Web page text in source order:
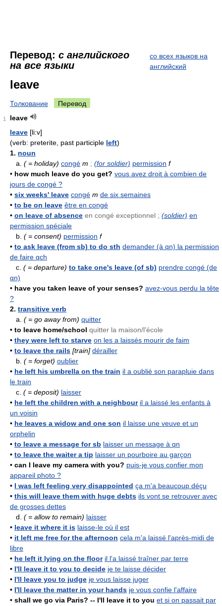
Перевод: с английского
на все языки
со всех языков на
английский
leave
Толкование Перевод
1
leave
leave [li:v]
(verb: preterite, past participle left)
1. noun
a. ( = holiday) congé m ; (for soldier) permission f
• how much leave do you get? vous avez droit à combien de
jours de congé ?
• six weeks' leave congé m de six semaines
• to be on leave être en congé
• on leave of absence en congé exceptionnel ; (soldier) en
permission spéciale
b. ( = consent) permission f
• to ask leave (from sb) to do sth demander (à qn) la permission
de faire qch
c. ( = departure) to take one's leave (of sb) prendre congé (de
qn)
• have you taken leave of your senses? avez-vous perdu la tête
?
2. transitive verb
a. ( = go away from) quitter
• to leave home/school quitter la maison/l'école
• they were left to starve on les a laissés mourir de faim
• to leave the rails [train] dérailler
b. ( = forget) oublier
• he left his umbrella on the train il a oublié son parapluie dans
le train
c. ( = deposit) laisser
• he left the children with a neighbour il a laissé les enfants à
un voisin
• he leaves a widow and one son il laisse une veuve et un
orphelin
• to leave a message for sb laisser un message à qn
• to leave the waiter a tip laisser un pourboire au garçon
• can I leave my camera with you? puis-je vous confier mon
appareil photo ?
• I was left feeling very disappointed ça m'a beaucoup déçu
• this will leave them with huge debts ils vont se retrouver avec
de grosses dettes
d. ( = allow to remain) laisser
• leave it where it is laisse-le où il est
• it left me free for the afternoon cela m'a laissé l'après-midi de
libre
• he left it lying on the floor il l'a laissé traîner par terre
• I'll leave it to you to decide je te laisse décider
• I'll leave you to judge je vous laisse juger
• I'll leave the matter in your hands je vous confie l'affaire
• shall we go via Paris? -- I'll leave it to you et si on passait par